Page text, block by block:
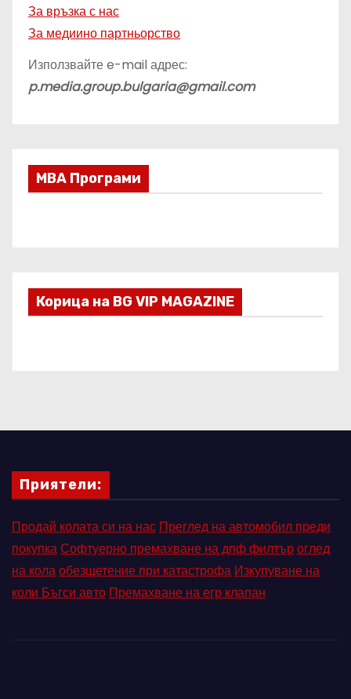
За връзка с нас
За медиино партньорство
Използвайте e-mail адрес:
p.media.group.bulgaria@gmail.com
МВА Програми
Корица на BG VIP MAGAZINE
Приятели:
Продай колата си на нас Преглед на автомобил преди
покупкаСофтуерно премахване на дпф филтъроглед
на колаобезщетение при катастрофа Изкупуване на
коли Бъгси авто Премахване на егр клапан